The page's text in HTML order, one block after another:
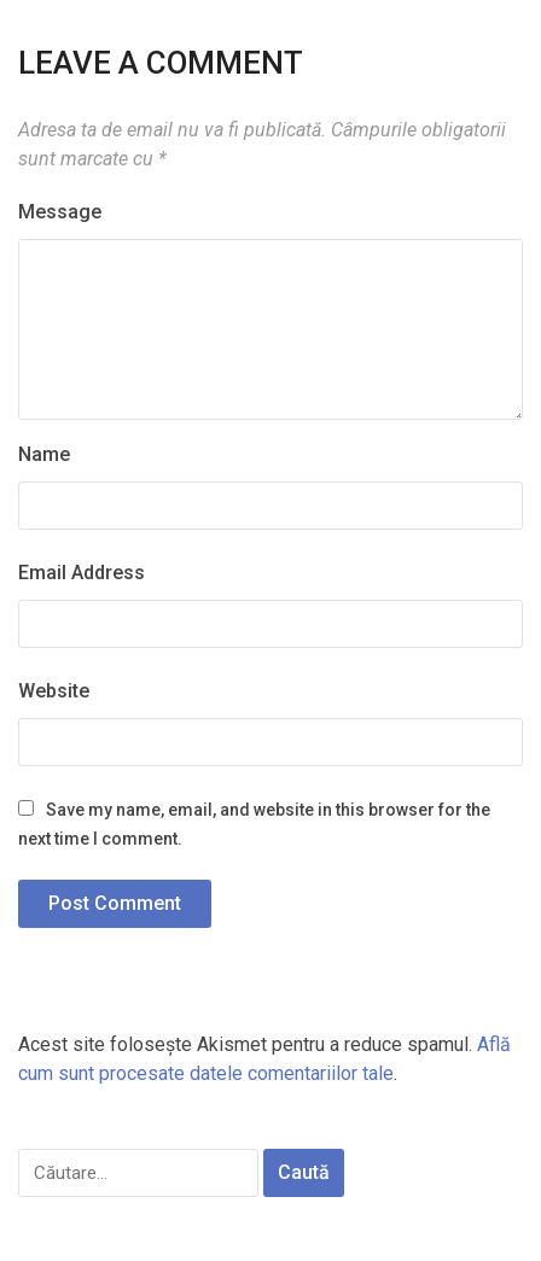
LEAVE A COMMENT
Adresa ta de email nu va fi publicată. Câmpurile obligatorii
sunt marcate cu *
Message
Name
Email Address
Website
Save my name, email, and website in this browser for the
next time I comment.
Acest site folosește Akismet pentru a reduce spamul. Află
cum sunt procesate datele comentariilor tale.
Caută
după: